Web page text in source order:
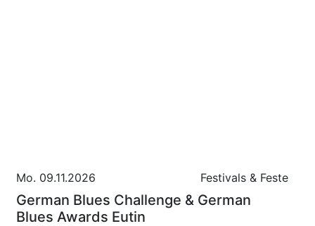
Mo. 09.11.2026 Festivals & Feste
German Blues Challenge & German
Blues Awards Eutin